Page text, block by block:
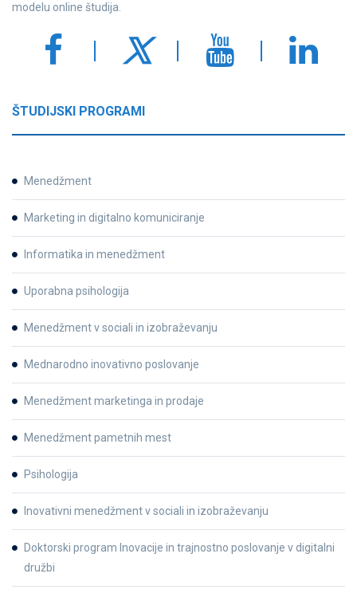
modelu online študija.
ŠTUDIJSKI PROGRAMI
Menedžment
Marketing in digitalno komuniciranje
Informatika in menedžment
Uporabna psihologija
Menedžment v sociali in izobraževanju
Mednarodno inovativno poslovanje
Menedžment marketinga in prodaje
Menedžment pametnih mest
Psihologija
Inovativni menedžment v sociali in izobraževanju
Doktorski program Inovacije in trajnostno poslovanje v digitalni
družbi